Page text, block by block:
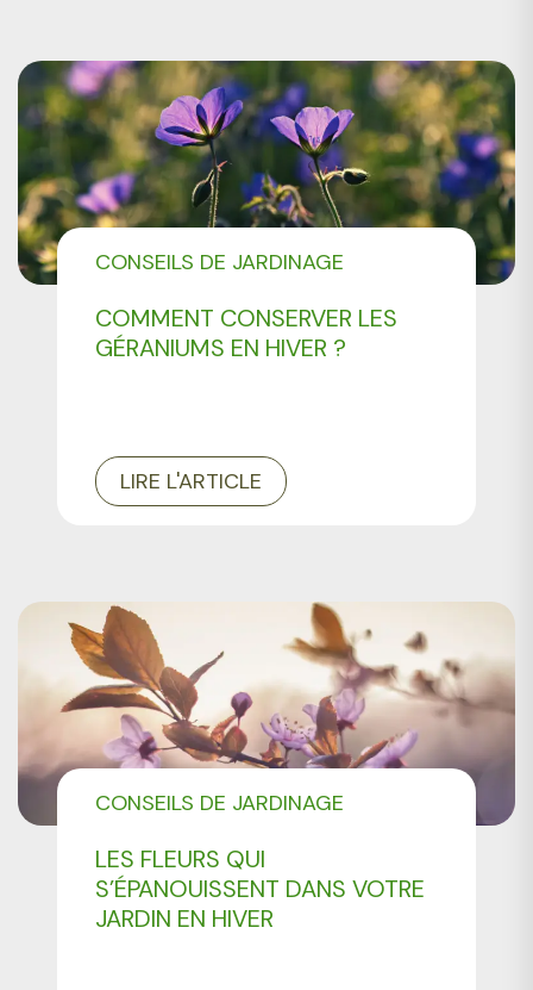
COMMENT CONSERVER LES
GÉRANIUMS EN HIVER ?
CONSEILS DE JARDINAGE
LIRE L'ARTICLE
LES FLEURS QUI
S’ÉPANOUISSENT DANS VOTRE
JARDIN EN HIVER
CONSEILS DE JARDINAGE